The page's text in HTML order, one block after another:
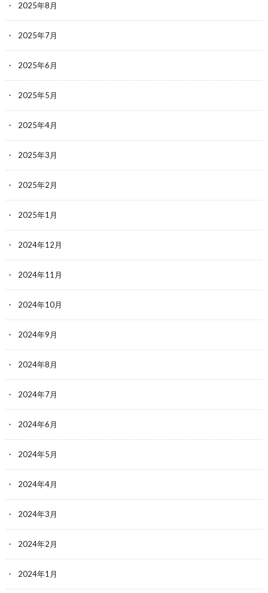
2025年8月
2025年7月
2025年6月
2025年5月
2025年4月
2025年3月
2025年2月
2025年1月
2024年12月
2024年11月
2024年10月
2024年9月
2024年8月
2024年7月
2024年6月
2024年5月
2024年4月
2024年3月
2024年2月
2024年1月